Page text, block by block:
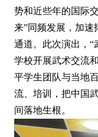
势和近些年的国际
来”同频发展，加速
通道。此次演出，“
学校开展武术交流
平学生团队与当地
流、培训，把中国
间落地生根。